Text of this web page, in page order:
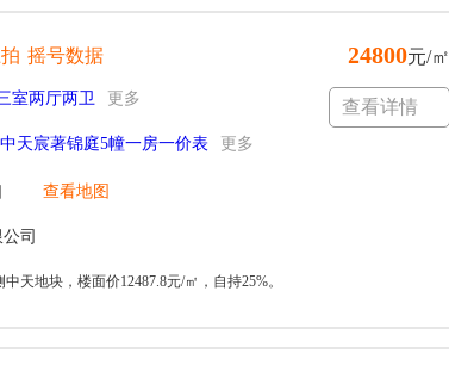
摇号数据
室两厅两卫 更多
中天宸著锦庭5幢一房一价表 更多
查看地图
司
24800元/㎡
查看详情
天地块，楼面价12487.8元/㎡，自持25%。